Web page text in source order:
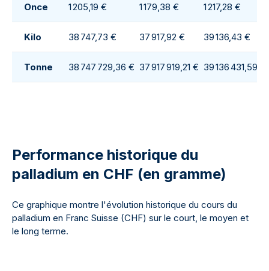
Once 1 205,19 € 1 179,38 € 1 217,28 €
Kilo 38 747,73 € 37 917,92 € 39 136,43 €
Tonne 38 747 729,36 € 37 917 919,21 € 39 136 431,59 €
Performance historique du
palladium en CHF (en gramme)
Ce graphique montre l'évolution historique du cours du
palladium en Franc Suisse (CHF) sur le court, le moyen et
le long terme.